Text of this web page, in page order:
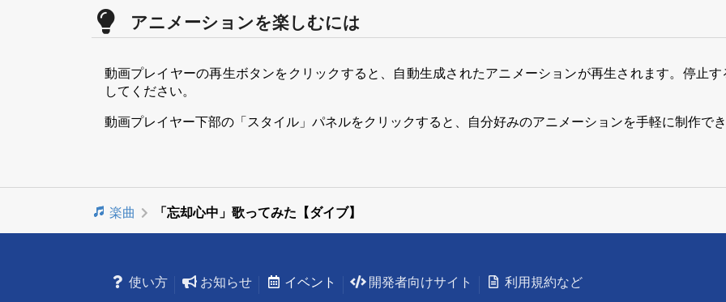
アニメーションを楽しむには
動画プレイヤーの再生ボタンをクリックすると、自動生成されたアニメーションが再生されます。停止
してください。
動画プレイヤー下部の「スタイル」パネルをクリックすると、自分好みのアニメーションを手軽に制作でき
楽曲 「忘却心中」歌ってみた【ダイブ】
使い方 お知らせ イベント 開発者向けサイト 利用規約など